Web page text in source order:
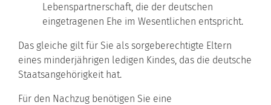
Lebenspartnerschaft, die der deutschen
eingetragenen Ehe im Wesentlichen entspricht.
Das gleiche gilt für Sie als sorgeberechtigte Eltern
eines minderjährigen ledigen Kindes, das die deutsche
Staatsangehörigkeit hat.
Für den Nachzug benötigen Sie eine